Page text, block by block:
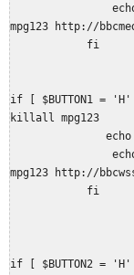
mpg123 http://
            fi
if [ $BUTTON1 =
killall mpg123
mpg123 http://
            fi
if [ $BUTTON2 =